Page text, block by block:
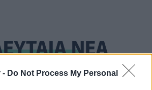
- Do Not Process My Personal
ΝΕΑ
3,5 φορές μεγαλύτερος ο κίνδυνος
κάκωσης